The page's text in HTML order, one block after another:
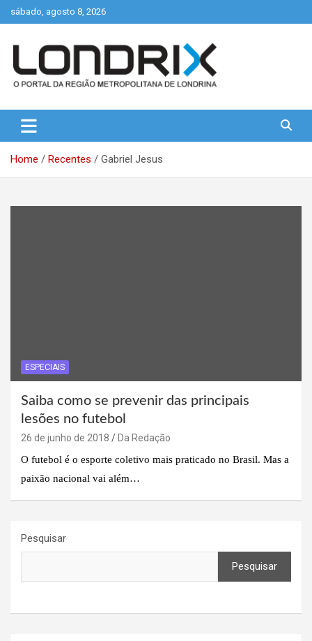
Skip
to
sábado, agosto 8, 2026
Londrix
Home Recentes Gabriel Jesus
ESPECIAIS
Saiba como se prevenir das principais
lesões no futebol
26 de junho de 2018
Da Redação
O futebol é o esporte coletivo mais praticado no Brasil. Mas a
paixão nacional vai além…
Pesquisar
Pesquisar